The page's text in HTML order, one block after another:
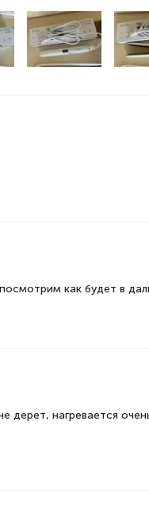
как будет в
дерет, нагревается